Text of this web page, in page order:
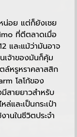
น่อย แต่ก็ยังเชย
ที่ตีตลาดเมื่อ
และแม้ว่ามันอาจ
เจ้าของมันก็คุ้ม
ตล์หรูหราคลาสสิก
โลโก้ของ
สายยาวสำหรับ
และเป็นกระเป๋า
านในชีวิตประจำ